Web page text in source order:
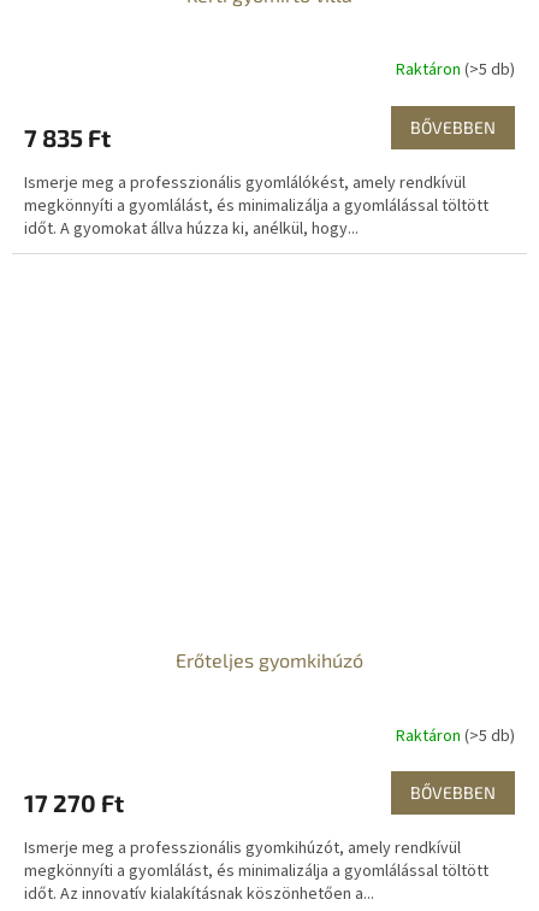
Raktáron (>5 db)
7 835 Ft BŐVEBBEN
Ismerje meg a professzionális gyomlálókést, amely rendkívül
megkönnyíti a gyomlálást, és minimalizálja a gyomlálással töltött
időt. A gyomokat állva húzza ki, anélkül, hogy...
Erőteljes gyomkihúzó
Raktáron (>5 db)
17 270 Ft BŐVEBBEN
Ismerje meg a professzionális gyomkihúzót, amely rendkívül
megkönnyíti a gyomlálást, és minimalizálja a gyomlálással töltött
időt. Az innovatív kialakításnak köszönhetően a...